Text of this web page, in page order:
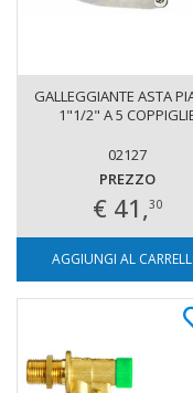
GALLEGGIANTE ASTA
1"1/2" A 5
02127
PREZZO
€ 41,30
AGGIUNGI AL